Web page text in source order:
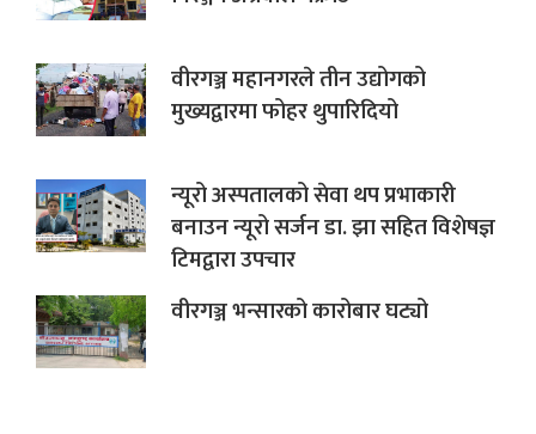
वीरगञ्ज महानगरले तीन उद्योगको
मुख्यद्वारमा फोहर थुपारिदियो
न्यूरो अस्पतालको सेवा थप प्रभाकारी
बनाउन न्यूरो सर्जन डा. झा सहित विशेषज्ञ
टिमद्वारा उपचार
वीरगञ्ज भन्सारको कारोबार घट्यो